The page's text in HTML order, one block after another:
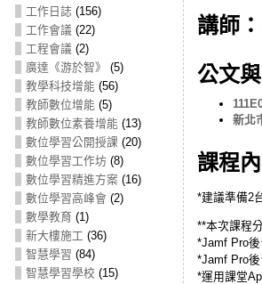
工作日誌 (156)
工作會議 (22)
工程會議 (2)
廣達《游於智》
(5)
教學科技增能(56)
教師數位增能(5)
教師數位素養增能(13)
數位學習公開授課 (20)
數位學習工作坊(8)
數位學習精進方案 (16)
數位學習高峰會 (2)
數學教育 (1)
新大樓施工 (36)
智慧學習 (84)
智慧學習學校 (15)
講師
公文
新北
課程內
*建議準備2
**本次課程
*Jamf Pro
*Jamf Pro
*運用課堂